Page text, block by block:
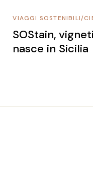
/
VIAGGI SOSTENIBILI
SOStain,
nasce in Sicilia